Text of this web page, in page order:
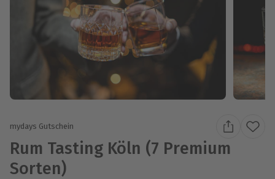
mydays Gutschein
Rum Tasting Köln (7 Premium
Sorten)